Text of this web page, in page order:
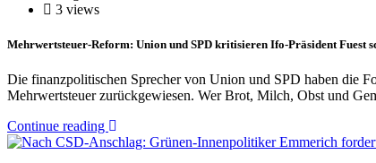
3 views
Mehrwertsteuer-Reform: Union und SPD kritisieren Ifo-Präsident Fuest
Die finanzpolitischen Sprecher von Union und SPD haben die
Mehrwertsteuer zurückgewiesen. Wer Brot, Milch, Obst und
Continue reading